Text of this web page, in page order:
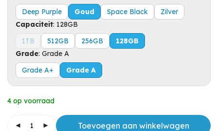
Deep Purple
Goud Space Black
Zilver
Capaciteit: 128GB
1TB
512GB 256GB
128GB
Grade: Grade A
Grade A+
Grade A
4 op voorraad
Toevoegen aan winkelwagen